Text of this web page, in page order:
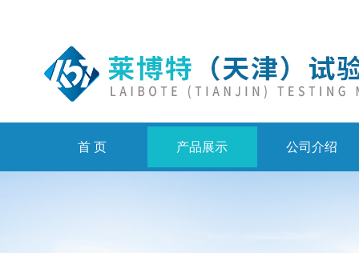
首 页 产品展示 公司介绍